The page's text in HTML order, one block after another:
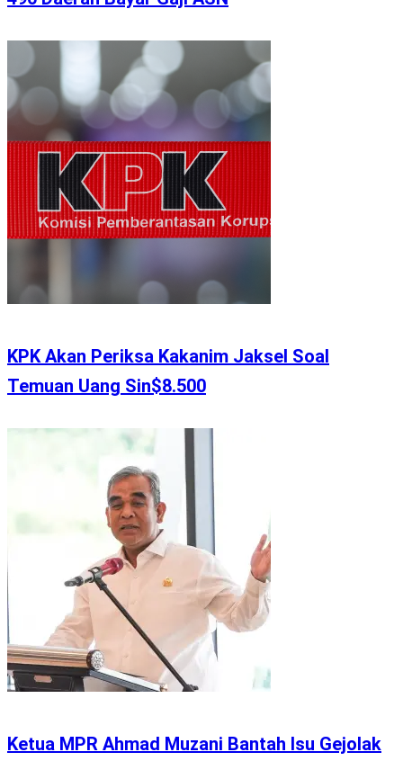
KPK Akan Periksa Kakanim Jaksel Soal
Temuan Uang Sin$8.500
Ketua MPR Ahmad Muzani Bantah Isu Gejolak